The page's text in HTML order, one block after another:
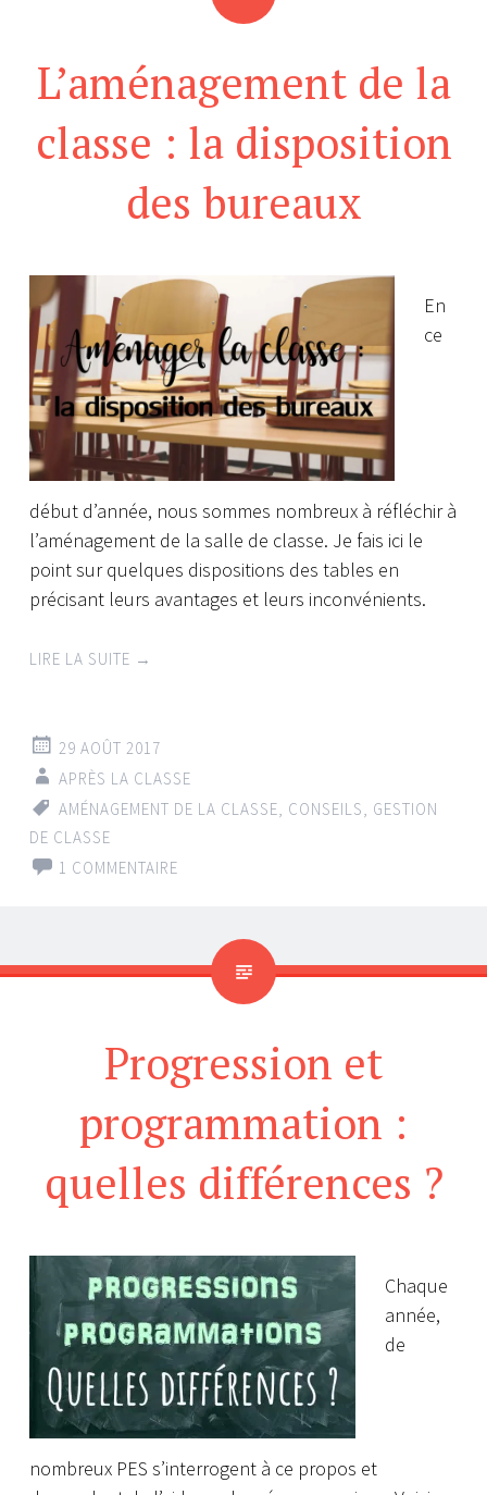
L’aménagement de la
classe : la disposition
des bureaux
En
ce
début d’année, nous sommes nombreux à réfléchir à
l’aménagement de la salle de classe. Je fais ici le
point sur quelques dispositions des tables en
précisant leurs avantages et leurs inconvénients.
LIRE LA SUITE →
29 AOÛT 2017
APRÈS LA CLASSE
AMÉNAGEMENT DE LA CLASSE CONSEILS
GESTION
DE CLASSE
1 COMMENTAIRE
Progression et
programmation :
quelles différences ?
Chaque
année,
de
nombreux PES s’interrogent à ce propos et